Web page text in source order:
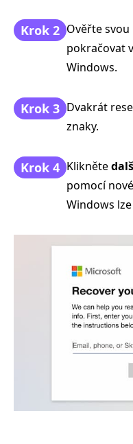
Krok 2 Ověřte
pokračovat
Windows.
Krok 3 Dvakrát
znaky.
Krok 4 Klikněte
pomocí
Windows